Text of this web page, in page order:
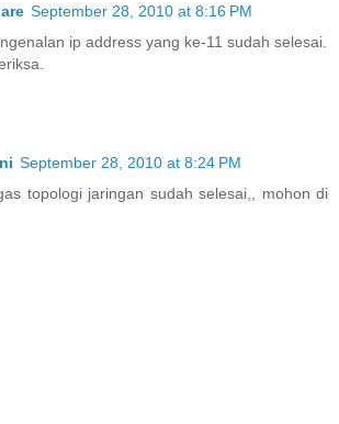
September 28, 2010 at 8:16 PM
ip address yang ke-11 sudah selesai.
September 28, 2010 at 8:24 PM
topologi jaringan sudah selesai,, mohon di